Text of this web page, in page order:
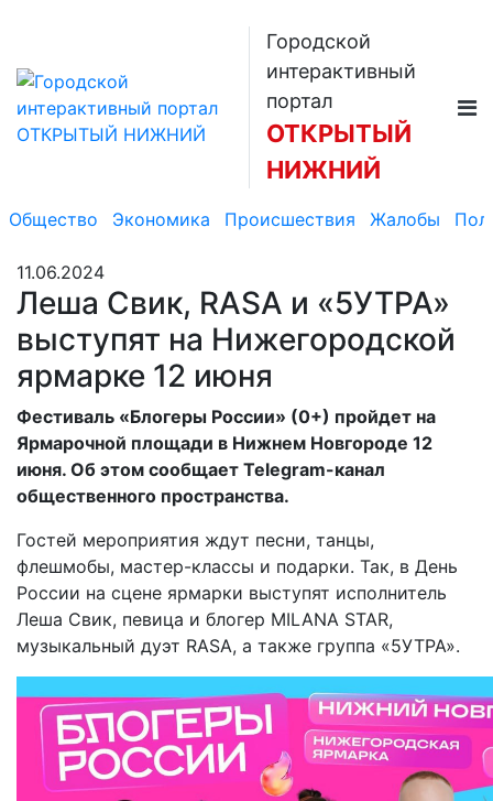
Городской
интерактивный
портал
ОТКРЫТЫЙ
НИЖНИЙ
Общество Экономика Происшествия Жалобы
11.06.2024
Леша Свик, RASA и «5УТРА»
выступят на Нижегородской
ярмарке 12 июня
Фестиваль «Блогеры России» (0+) пройдет на
Ярмарочной площади в Нижнем Новгороде 12
июня. Об этом сообщает Telegram-канал
общественного пространства.
Гостей мероприятия ждут песни, танцы,
флешмобы, мастер-классы и подарки. Так, в День
России на сцене ярмарки выступят исполнитель
Леша Свик, певица и блогер MILANA STAR,
музыкальный дуэт RASA, а также группа «5УТРА».